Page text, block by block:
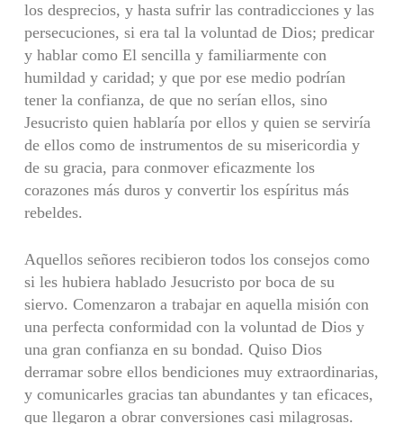
los desprecios, y hasta sufrir las contradicciones y las
persecuciones, si era tal la voluntad de Dios; predicar
y hablar como El sencilla y familiarmente con
humildad y caridad; y que por ese medio podrían
tener la confianza, de que no serían ellos, sino
Jesucristo quien hablaría por ellos y quien se serviría
de ellos como de instrumentos de su misericordia y
de su gracia, para conmover eficazmente los
corazones más duros y convertir los espíritus más
rebeldes.
Aquellos señores recibieron todos los consejos como
si les hubiera hablado Jesucristo por boca de su
siervo. Comenzaron a trabajar en aquella misión con
una perfecta conformidad con la voluntad de Dios y
una gran confianza en su bondad. Quiso Dios
derramar sobre ellos bendiciones muy extraordinarias,
y comunicarles gracias tan abundantes y tan eficaces,
que llegaron a obrar conversiones casi milagrosas.